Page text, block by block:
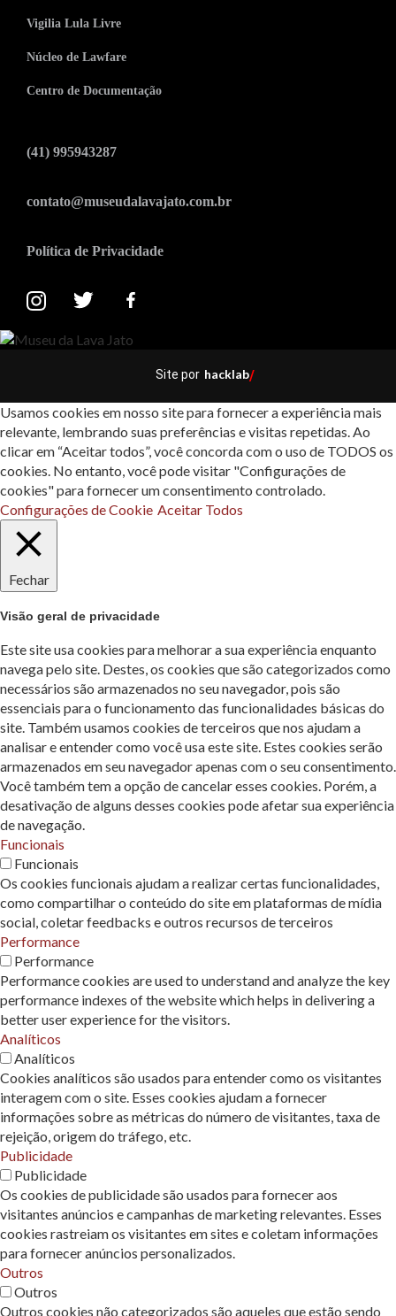
Vigilia Lula Livre
Núcleo de Lawfare
Centro de Documentação
(41) 995943287
contato@museudalavajato.com.br
Política de Privacidade
Site por hacklab/
Usamos cookies em nosso site para fornecer a experiência mais
relevante, lembrando suas preferências e visitas repetidas. Ao
clicar em “Aceitar todos”, você concorda com o uso de TODOS os
cookies. No entanto, você pode visitar "Configurações de
cookies" para fornecer um consentimento controlado.
Configurações de Cookie Aceitar Todos
Fechar
Visão geral de privacidade
Este site usa cookies para melhorar a sua experiência enquanto
navega pelo site. Destes, os cookies que são categorizados como
necessários são armazenados no seu navegador, pois são
essenciais para o funcionamento das funcionalidades básicas do
site. Também usamos cookies de terceiros que nos ajudam a
analisar e entender como você usa este site. Estes cookies serão
armazenados em seu navegador apenas com o seu consentimento.
Você também tem a opção de cancelar esses cookies. Porém, a
desativação de alguns desses cookies pode afetar sua experiência
de navegação.
Funcionais
Funcionais
Os cookies funcionais ajudam a realizar certas funcionalidades,
como compartilhar o conteúdo do site em plataformas de mídia
social, coletar feedbacks e outros recursos de terceiros
Performance
Performance
Performance cookies are used to understand and analyze the key
performance indexes of the website which helps in delivering a
better user experience for the visitors.
Analíticos
Analíticos
Cookies analíticos são usados ​​para entender como os visitantes
interagem com o site. Esses cookies ajudam a fornecer
informações sobre as métricas do número de visitantes, taxa de
rejeição, origem do tráfego, etc.
Publicidade
Publicidade
Os cookies de publicidade são usados ​​para fornecer aos
visitantes anúncios e campanhas de marketing relevantes. Esses
cookies rastreiam os visitantes em sites e coletam informações
para fornecer anúncios personalizados.
Outros
Outros
Outros cookies não categorizados são aqueles que estão sendo